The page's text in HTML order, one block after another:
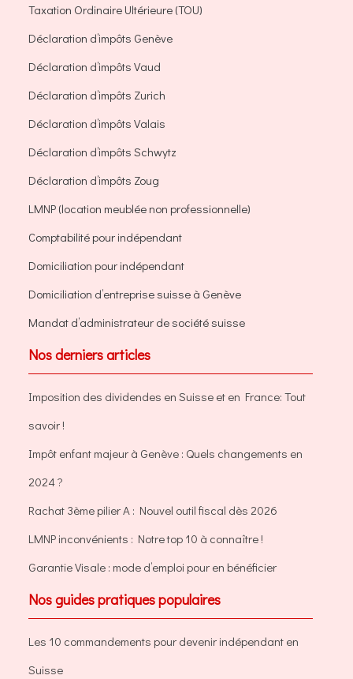
Taxation Ordinaire Ultérieure (TOU)
Déclaration d’impôts Genève
Déclaration d’impôts Vaud
Déclaration d’impôts Zurich
Déclaration d’impôts Valais
Déclaration d’impôts Schwytz
Déclaration d’impôts Zoug
LMNP (location meublée non professionnelle)
Comptabilité pour indépendant
Domiciliation pour indépendant
Domiciliation d’entreprise suisse à Genève
Mandat d’administrateur de société suisse
Nos derniers articles
Imposition des dividendes en Suisse et en France: Tout
savoir !
Impôt enfant majeur à Genève : Quels changements en
2024 ?
Rachat 3ème pilier A : Nouvel outil fiscal dès 2026
LMNP inconvénients : Notre top 10 à connaître !
Garantie Visale : mode d’emploi pour en bénéficier
Nos guides pratiques populaires
Les 10 commandements pour devenir indépendant en
Suisse